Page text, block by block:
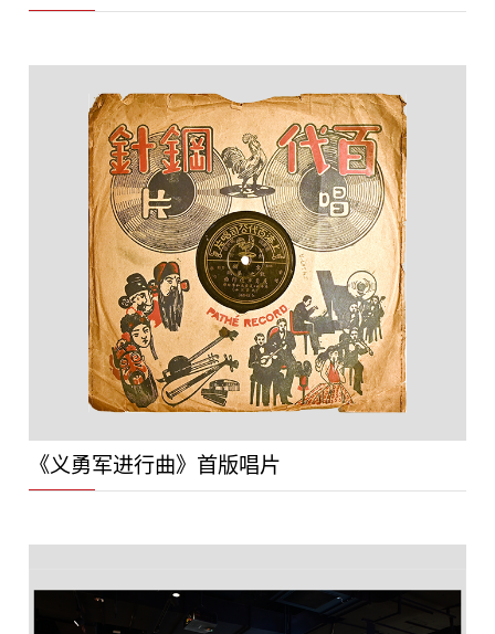
《义勇军进行曲》首版唱片